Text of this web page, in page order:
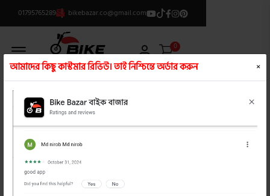
01795765289 bikebazar.co@gmail.com
Offcanvas Menu Open 0
ক্যাটাগরি লিস্ট/লুকিং গ্লাস
product view
আমাদের কিছু কাস্টমার রিভিউ। তাই নিশ্চিন্তে অর্ডার করুন ×